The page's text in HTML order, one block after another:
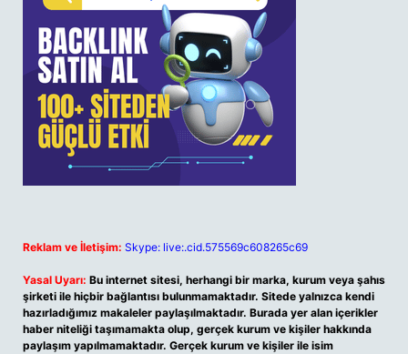
Reklam ve İletişim: Skype: live:.cid.575569c608265c69
Yasal Uyarı: Bu internet sitesi, herhangi bir marka, kurum veya şahıs
şirketi ile hiçbir bağlantısı bulunmamaktadır. Sitede yalnızca kendi
hazırladığımız makaleler paylaşılmaktadır. Burada yer alan içerikler
haber niteliği taşımamakta olup, gerçek kurum ve kişiler hakkında
paylaşım yapılmamaktadır. Gerçek kurum ve kişiler ile isim